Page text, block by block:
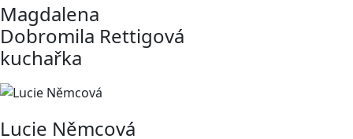
Magdalena
Dobromila Rettigová
kuchařka
Lucie Němcová